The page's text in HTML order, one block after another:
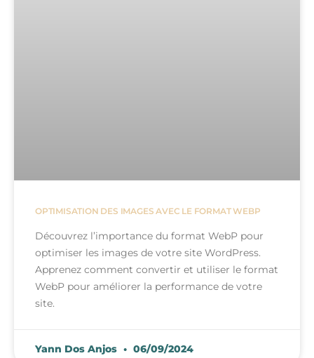
OPTIMISATION DES IMAGES AVEC LE FORMAT WEBP
Découvrez l’importance du format WebP pour
optimiser les images de votre site WordPress.
Apprenez comment convertir et utiliser le format
WebP pour améliorer la performance de votre
site.
Yann Dos Anjos 06/09/2024